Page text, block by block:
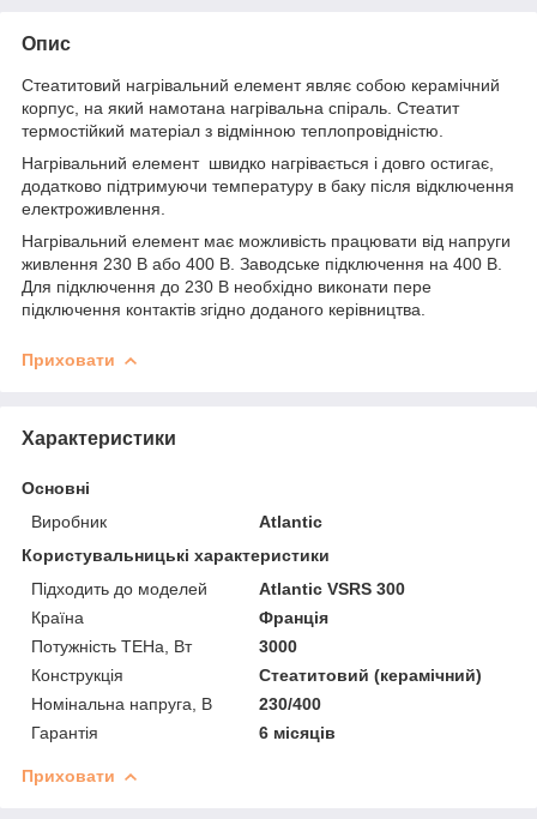
Опис
Стеатитовий нагрівальний елемент являє собою керамічний
корпус, на який намотана нагрівальна спіраль. Стеатит
термостійкий матеріал з відмінною теплопровідністю.
Нагрівальний елемент швидко нагрівається і довго остигає,
додатково підтримуючи температуру в баку після відключення
електроживлення.
Нагрівальний елемент має можливість працювати від напруги
живлення 230 В або 400 В. Заводське підключення на 400 В.
Для підключення до 230 В необхідно виконати пере
підключення контактів згідно доданого керівництва.
Приховати
Характеристики
Основні
Виробник
Atlantic
Користувальницькі характеристики
Підходить до моделей
Atlantic VSRS 300
Країна
Франція
Потужність ТЕНа, Вт
3000
Конструкція
Стеатитовий (керамічний)
Номінальна напруга, В
230/400
Гарантія
6 місяців
Приховати